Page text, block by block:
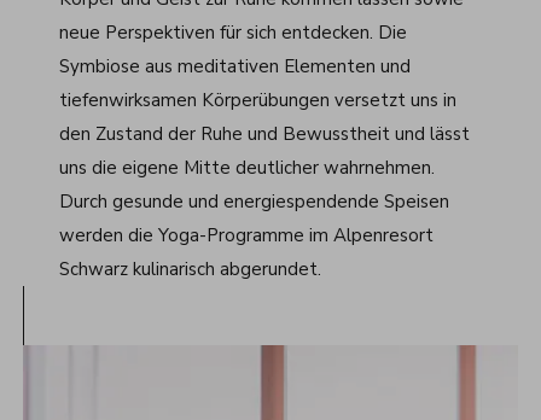
neue Perspektiven für sich entdecken. Die
Symbiose aus meditativen Elementen und
tiefenwirksamen Körperübungen versetzt uns in
den Zustand der Ruhe und Bewusstheit und lässt
uns die eigene Mitte deutlicher wahrnehmen.
Durch gesunde und energiespendende Speisen
werden die Yoga-Programme im Alpenresort
Schwarz kulinarisch abgerundet.